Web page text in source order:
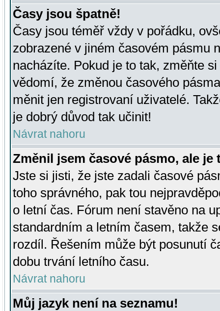
Časy jsou špatně!
Časy jsou téměř vždy v pořádku,
zobrazené v jiném časovém pásmu
nacházíte. Pokud je to tak, změňte
vědomí, že změnou časového
měnit jen registrovaní uživatelé.
je dobrý důvod tak učinit!
Návrat nahoru
Změnil jsem časové pásmo, ale je
Jste si jisti, že jste zadali časové
toho správného, pak tou
o letní čas. Fórum není stavěno na
standardním a letním časem, takže
rozdíl. Řešením může být posunutí
dobu trvání letního času.
Návrat nahoru
Můj jazyk není na seznamu!